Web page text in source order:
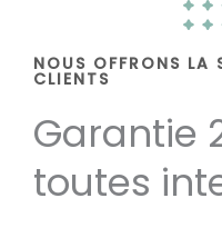
NOUS OFFRONS LA
CLIENTS
Garantie
toutes